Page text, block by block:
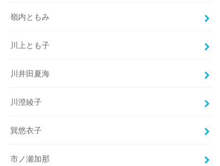
嶺内ともみ
川上とも子
川井田夏海
川澄綾子
巽悠衣子
市ノ瀬加那